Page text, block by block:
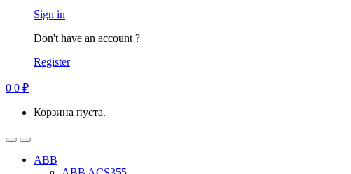
Sign in
Don't have an account ?
Register
0 0 ₽
Корзина пуста.
ABB